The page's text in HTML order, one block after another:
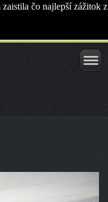
čo najlepší zážitok z